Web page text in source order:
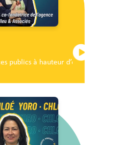
publics à hauteur d’enfants